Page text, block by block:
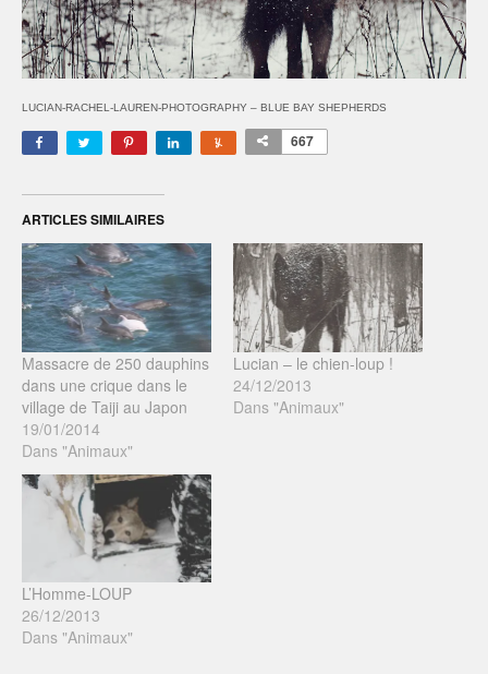
LUCIAN-RACHEL-LAUREN-PHOTOGRAPHY – BLUE BAY SHEPHERDS
667
ARTICLES SIMILAIRES
Massacre de 250 dauphins
dans une crique dans le
village de Taiji au Japon
19/01/2014
Dans "Animaux"
Lucian – le chien-loup !
24/12/2013
Dans "Animaux"
L’Homme-LOUP
26/12/2013
Dans "Animaux"